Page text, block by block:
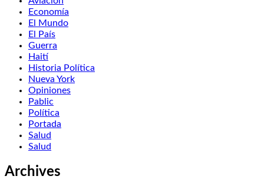
Economía
El Mundo
El País
Guerra
Haití
Historia Política
Nueva York
Opiniones
Pablic
Política
Portada
Salud
Salud
Archives